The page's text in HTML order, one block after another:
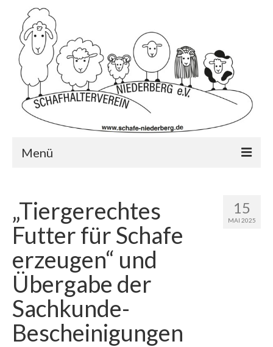
Menü
Wer wir sind?…
Schafrassen
Mitglied werden?
Termine
Workshop-Termine
Tagebuch
15
MAI 2025
„Tiergerechtes
Futter für Schafe
erzeugen“ und
Übergabe der
Sachkunde-
Bescheinigungen